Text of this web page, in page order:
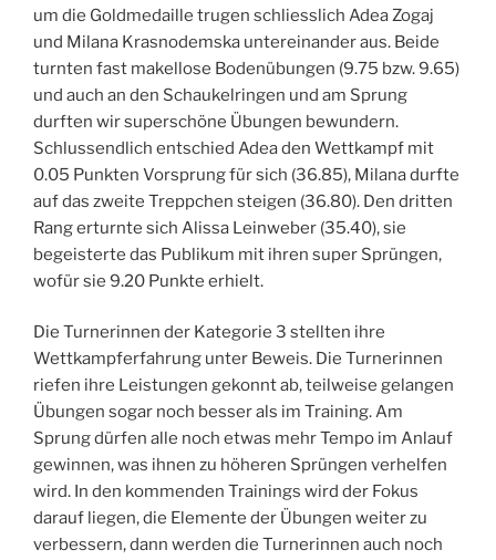
um die Goldmedaille trugen schliesslich Adea Zogaj
und Milana Krasnodemska untereinander aus. Beide
turnten fast makellose Bodenübungen (9.75 bzw. 9.65)
und auch an den Schaukelringen und am Sprung
durften wir superschöne Übungen bewundern.
Schlussendlich entschied Adea den Wettkampf mit
0.05 Punkten Vorsprung für sich (36.85), Milana durfte
auf das zweite Treppchen steigen (36.80). Den dritten
Rang erturnte sich Alissa Leinweber (35.40), sie
begeisterte das Publikum mit ihren super Sprüngen,
wofür sie 9.20 Punkte erhielt.
Die Turnerinnen der Kategorie 3 stellten ihre
Wettkampferfahrung unter Beweis. Die Turnerinnen
riefen ihre Leistungen gekonnt ab, teilweise gelangen
Übungen sogar noch besser als im Training. Am
Sprung dürfen alle noch etwas mehr Tempo im Anlauf
gewinnen, was ihnen zu höheren Sprüngen verhelfen
wird. In den kommenden Trainings wird der Fokus
darauf liegen, die Elemente der Übungen weiter zu
verbessern, dann werden die Turnerinnen auch noch